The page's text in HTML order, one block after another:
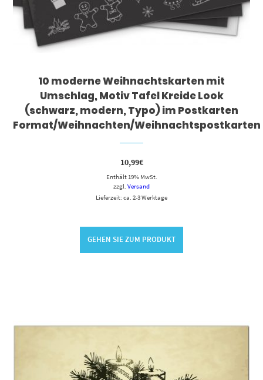
10 moderne Weihnachtskarten mit
Umschlag, Motiv Tafel Kreide Look
(schwarz, modern, Typo) im Postkarten
Format/Weihnachten/Weihnachtspostkarten
10,99€
Enthält 19% MwSt.
zzgl. Versand
Lieferzeit: ca. 2-3 Werktage
GEHEN SIE ZUM PRODUKT